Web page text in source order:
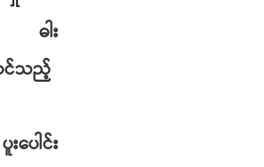
ဓါး
င်သည့်
ပူးပေါင်း